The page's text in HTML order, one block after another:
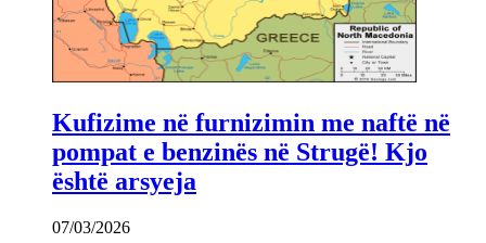
Kufizime në furnizimin me naftë në
pompat e benzinës në Strugë! Kjo
është arsyeja
07/03/2026